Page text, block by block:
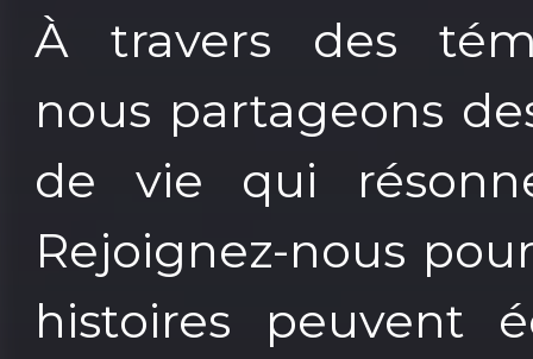
À travers des
nous partageons
de vie qui
Rejoignez-nous
histoires peuvent